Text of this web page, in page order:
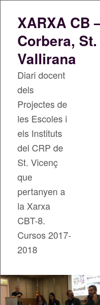
XARXA CB
Corbera,
Vallirana
Diari docent
dels
Projectes de
les Escoles i
els Instituts
del CRP de
St. Vicenç
que
pertanyen a
la Xarxa
CBT-8.
Cursos 2017-
2018